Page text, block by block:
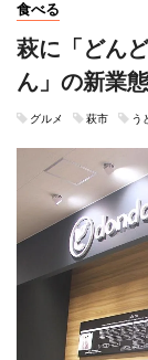
食べる
萩に「どん
ん」の新業
グルメ 萩市 う